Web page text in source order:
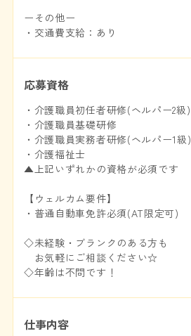
ーその他ー
・交通費支給：あり
応募資格
・介護職員初任者研修(ヘルパー2級)
・介護職員基礎研修
・介護職員実務者研修(ヘルパー1級)
・介護福祉士
▲上記いずれかの資格が必須です
【ウェルカム要件】
・普通自動車免許必須(AT限定可)
◇未経験・ブランクのある方も
お気軽にご相談ください☆
◇年齢は不問です！
仕事内容